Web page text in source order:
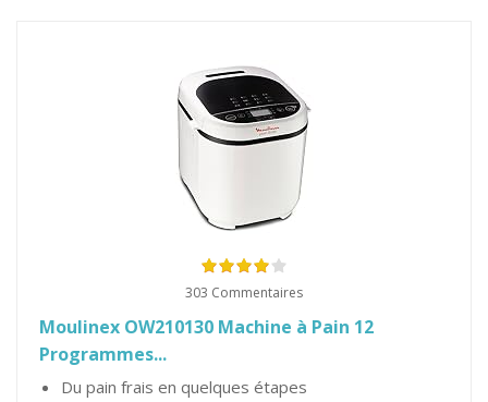
303 Commentaires
Moulinex OW210130 Machine à Pain 12
Programmes...
Du pain frais en quelques étapes